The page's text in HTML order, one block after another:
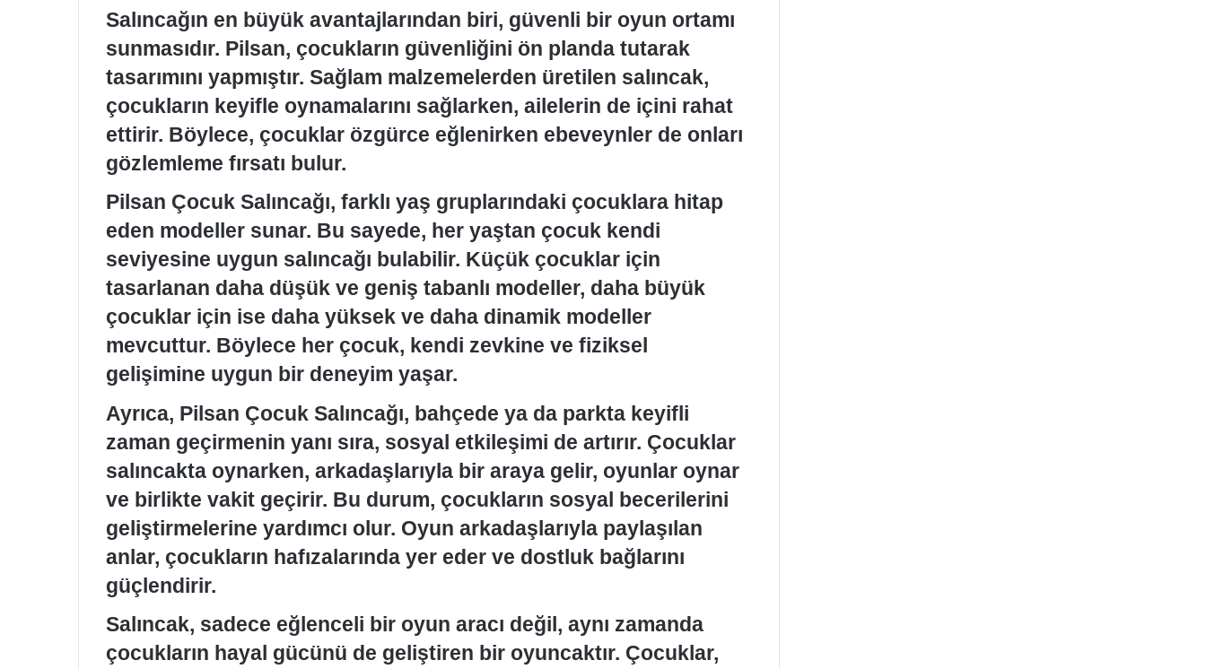
Salıncağın en büyük avantajlarından biri, güvenli bir oyun ortamı
sunmasıdır. Pilsan, çocukların güvenliğini ön planda tutarak
tasarımını yapmıştır. Sağlam malzemelerden üretilen salıncak,
çocukların keyifle oynamalarını sağlarken, ailelerin de içini rahat
ettirir. Böylece, çocuklar özgürce eğlenirken ebeveynler de onları
gözlemleme fırsatı bulur.
Pilsan Çocuk Salıncağı, farklı yaş gruplarındaki çocuklara hitap
eden modeller sunar. Bu sayede, her yaştan çocuk kendi
seviyesine uygun salıncağı bulabilir. Küçük çocuklar için
tasarlanan daha düşük ve geniş tabanlı modeller, daha büyük
çocuklar için ise daha yüksek ve daha dinamik modeller
mevcuttur. Böylece her çocuk, kendi zevkine ve fiziksel
gelişimine uygun bir deneyim yaşar.
Ayrıca, Pilsan Çocuk Salıncağı, bahçede ya da parkta keyifli
zaman geçirmenin yanı sıra, sosyal etkileşimi de artırır. Çocuklar
salıncakta oynarken, arkadaşlarıyla bir araya gelir, oyunlar oynar
ve birlikte vakit geçirir. Bu durum, çocukların sosyal becerilerini
geliştirmelerine yardımcı olur. Oyun arkadaşlarıyla paylaşılan
anlar, çocukların hafızalarında yer eder ve dostluk bağlarını
güçlendirir.
Salıncak, sadece eğlenceli bir oyun aracı değil, aynı zamanda
çocukların hayal gücünü de geliştiren bir oyuncaktır. Çocuklar,